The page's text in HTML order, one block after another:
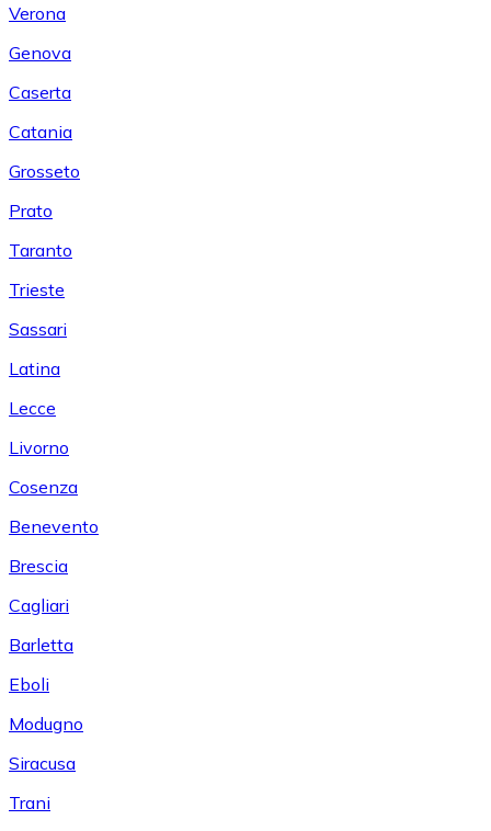
Verona
Genova
Caserta
Catania
Grosseto
Prato
Taranto
Trieste
Sassari
Latina
Lecce
Livorno
Cosenza
Benevento
Brescia
Cagliari
Barletta
Eboli
Modugno
Siracusa
Trani